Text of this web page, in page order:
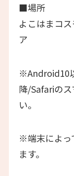
■場所
よこはまコ
ア
※Android10
降/Safariの
い。
※端末によっ
ます。